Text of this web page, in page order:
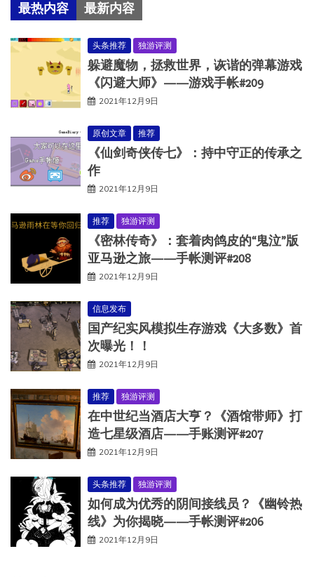
最热内容 最新内容
头条推荐 独游评测
躲避魔物，拯救世界，诙谐的弹幕游戏
《闪避大师》——游戏手帐#209
2021年12月9日
原创文章 推荐
《仙剑奇侠传七》：持中守正的传承之
作
2021年12月9日
推荐 独游评测
《密林传奇》：套着肉鸽皮的“鬼泣”版
亚马逊之旅——手帐测评#208
2021年12月9日
信息发布
国产纪实风模拟生存游戏《大多数》首
次曝光！！
2021年12月9日
推荐 独游评测
在中世纪当酒店大亨？《酒馆带师》打
造七星级酒店——手账测评#207
2021年12月9日
头条推荐 独游评测
如何成为优秀的阴间接线员？《幽铃热
线》为你揭晓——手帐测评#206
2021年12月9日